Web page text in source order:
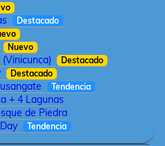
Destacado
Nuevo
Destacado
Destacado
Tendencia
+ 4 Lagunas
de Piedra
Tendencia